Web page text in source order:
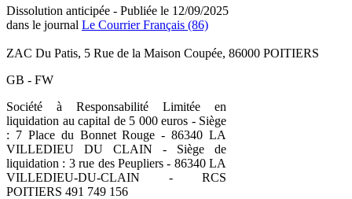
Dissolution anticipée - Publiée le 12/09/2025
dans le journal Le Courrier Français (86)
ZAC Du Patis, 5 Rue de la Maison Coupée, 86000 POITIERS
GB - FW
Société à Responsabilité Limitée en
liquidation au capital de 5 000 euros - Siège
: 7 Place du Bonnet Rouge - 86340 LA
VILLEDIEU DU CLAIN - Siège de
liquidation : 3 rue des Peupliers - 86340 LA
VILLEDIEU-DU-CLAIN - RCS
POITIERS 491 749 156